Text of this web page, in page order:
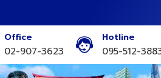
Office
02-907-3623
Hotline
095-512-